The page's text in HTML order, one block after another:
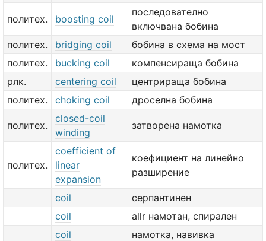
политех. boosting coil
последователно
включвана бобина
политех.
bridging coil
бобина в схема на мост
политех.
bucking coil
компенсираща бобина
рлк.
centering coil
центрираща бобина
политех.
choking coil дроселна бобина
политех.
closed-coil
winding
затворена намотка
политех.
coefficient of
linear
expansion
коефициент на линейно
разширение
coil
серпантинен
coil
allr намотан, спирален
coil
намотка, навивка